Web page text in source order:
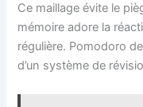
Ce maillage évite le
mémoire adore la
régulière. Pomodoro
d’un système de